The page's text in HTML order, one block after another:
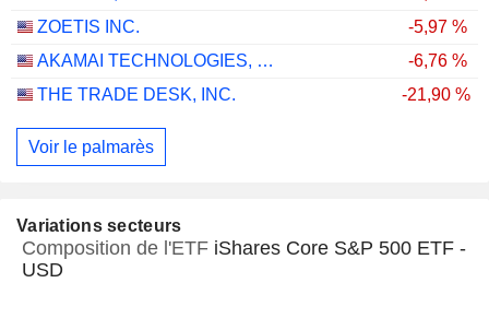
ZOETIS INC.
-5,97 %
AKAMAI TECHNOLOGIES, INC.
-6,76 %
THE TRADE DESK, INC.
-21,90 %
Voir le palmarès
Variations secteurs
Composition de l'ETF iShares Core S&P 500 ETF -
USD